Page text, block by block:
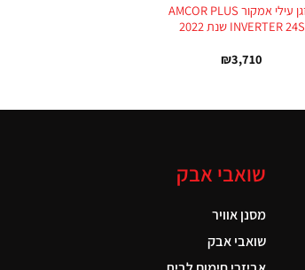
מזגן עילי אמקור AMCOR PLUS
INVERTER 24S שנת 2022
₪3,710
שואבי אבק
מסנן אוויר
שואבי אבק